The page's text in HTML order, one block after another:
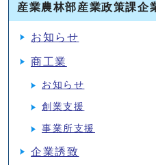
産業農林部産業政策課企
お知らせ
商工業
お知らせ
創業支援
事業所支援
企業誘致